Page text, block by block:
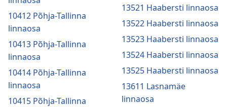
10412 Põhja-Tallinna
linnaosa
10413 Põhja-Tallinna
linnaosa
10414 Põhja-Tallinna
linnaosa
10415 Põhja-Tallinna
13521 Haabersti linnaosa
13522 Haabersti linnaosa
13523 Haabersti linnaosa
13524 Haabersti linnaosa
13525 Haabersti linnaosa
13611 Lasnamäe
linnaosa